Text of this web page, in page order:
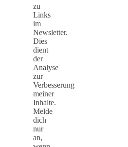
zu
Links
im
Newsletter.
Dies
dient
der
Analyse
zur
Verbesserung
meiner
Inhalte.
Melde
dich
nur
an,